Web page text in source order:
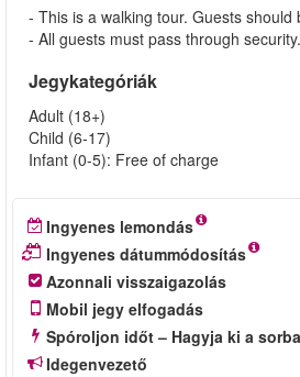
- This is a walking tour. Guests
- All guests must pass through security.
Jegykategóriák
Adult (18+)
Child (6-17)
Infant (0-5): Free of charge
Ingyenes lemondás
Ingyenes dátummódosítás
Azonnali visszaigazolás
Mobil jegy elfogadás
Spóroljon időt – Hagyja ki a
Idegenvezető